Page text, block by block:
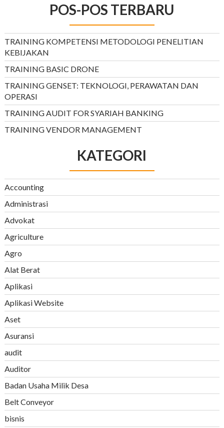
POS-POS TERBARU
TRAINING KOMPETENSI METODOLOGI PENELITIAN
KEBIJAKAN
TRAINING BASIC DRONE
TRAINING GENSET: TEKNOLOGI, PERAWATAN DAN
OPERASI
TRAINING AUDIT FOR SYARIAH BANKING
TRAINING VENDOR MANAGEMENT
KATEGORI
Accounting
Administrasi
Advokat
Agriculture
Agro
Alat Berat
Aplikasi
Aplikasi Website
Aset
Asuransi
audit
Auditor
Badan Usaha Milik Desa
Belt Conveyor
bisnis